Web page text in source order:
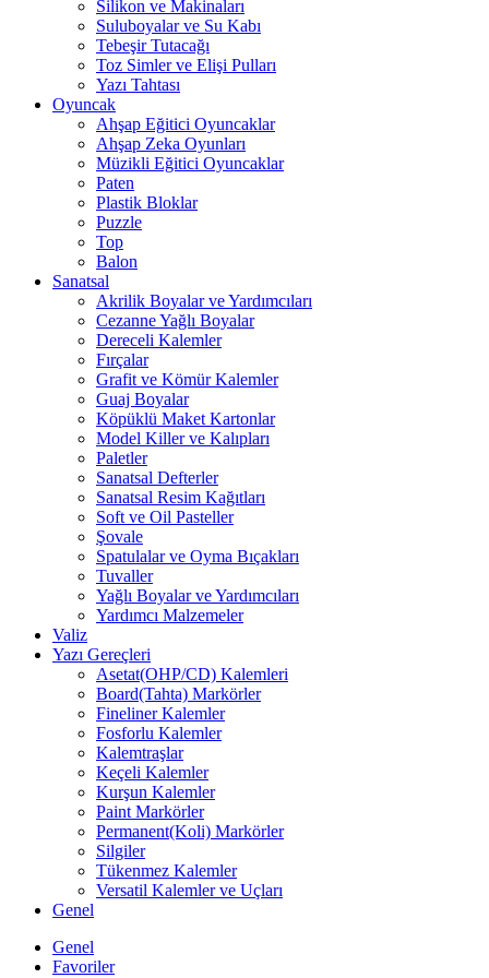
Silikon ve Makinaları
Suluboyalar ve Su Kabı
Tebeşir Tutacağı
Toz Simler ve Elişi Pulları
Yazı Tahtası
Oyuncak
Ahşap Eğitici Oyuncaklar
Ahşap Zeka Oyunları
Müzikli Eğitici Oyuncaklar
Paten
Plastik Bloklar
Puzzle
Top
Balon
Sanatsal
Akrilik Boyalar ve Yardımcıları
Cezanne Yağlı Boyalar
Dereceli Kalemler
Fırçalar
Grafit ve Kömür Kalemler
Guaj Boyalar
Köpüklü Maket Kartonlar
Model Killer ve Kalıpları
Paletler
Sanatsal Defterler
Sanatsal Resim Kağıtları
Soft ve Oil Pasteller
Şovale
Spatulalar ve Oyma Bıçakları
Tuvaller
Yağlı Boyalar ve Yardımcıları
Yardımcı Malzemeler
Valiz
Yazı Gereçleri
Asetat(OHP/CD) Kalemleri
Board(Tahta) Markörler
Fineliner Kalemler
Fosforlu Kalemler
Kalemtraşlar
Keçeli Kalemler
Kurşun Kalemler
Paint Markörler
Permanent(Koli) Markörler
Silgiler
Tükenmez Kalemler
Versatil Kalemler ve Uçları
Genel
Genel
Favoriler